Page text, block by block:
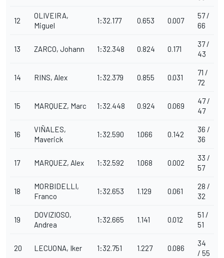
12
OLIVEIRA,
Miguel
1:32.177 0.653 0.007
57 /
66
13 ZARCO, Johann 1:32.348 0.824 0.171
37 /
43
14 RINS, Alex 1:32.379 0.855 0.031
71 /
72
15 MARQUEZ, Marc 1:32.448 0.924 0.069
47 /
47
16
VIÑALES,
Maverick
1:32.590 1.066 0.142
36 /
36
17 MARQUEZ, Alex 1:32.592 1.068 0.002
33 /
57
18
MORBIDELLI,
Franco
1:32.653 1.129 0.061
28 /
32
19
DOVIZIOSO,
Andrea
1:32.665 1.141 0.012
51 /
51
20 LECUONA, Iker 1:32.751 1.227 0.086
34
/ 55